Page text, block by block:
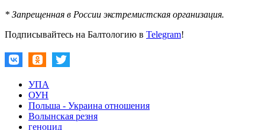
* Запрещенная в России экстремистская организация.
Подписывайтесь на Балтологию в Telegram!
УПА
ОУН
Польша - Украина отношения
Волынская резня
геноцид